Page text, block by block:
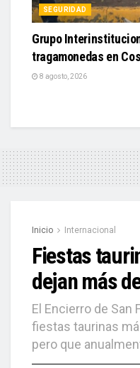
SEGURIDAD
Grupo
tragamonedas en
8 agosto, 2026
Inicio Internacional
Fiestas
dejan más
El Encierro de San
fiestas taurinas
pero que